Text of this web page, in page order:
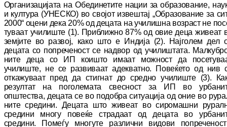
Организацијата на Обединетите нации за об­ра­зо­ва­ние,
и култура (УНЕСКО) во својот из­вештај „Образование за
2000“ оцени дека 20% од децата на училишна возраст не
ту­ваат училиште (1). Приближно 87% од овие деца живеат
земјите во развој, како што е Индија (2). Најголем дел
децата со по­пре­че­ност се надвор од училиштата.
ни­те деца со ИП коишто имаат можност да
училиште, не се развиваат адекватно. По­ве­ќето од нив
откажуваат пред да стигнат до средно училиште (3).
резултат на по­го­ле­мата свесност за ИП во
општества, де­ца­та се во подобра ситуација од оние во
ни­те средини. Децата што живеат во си­ро­маш­ни
средини многу повеќе страдаат од децата во
средини. Помеѓу мно­гу­те различни видови